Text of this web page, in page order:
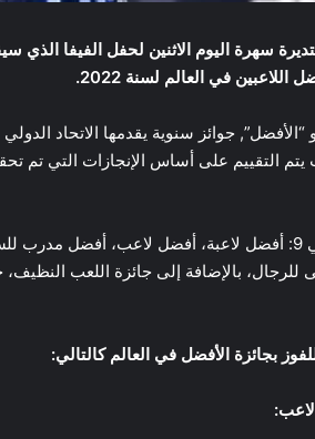
سهرة اليوم الاثنين لحفل الفيفا الذي
اللاعبين في العالم لسنة 2022.
“الأفضل”, جوائز سنوية يقدمها الاتحاد
أما عدد جوائز (الفيفا) فهي 9: أفضل لاعبة، أفضل
بالإضافة إلى جائزة اللعب النظيف،
بجائزة الأفضل في العالم كالتالي:
: